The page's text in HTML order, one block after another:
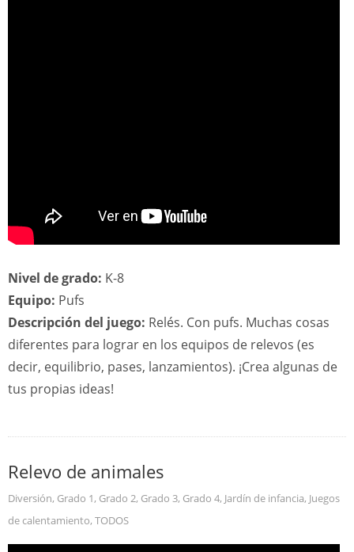
Nivel de grado: K-8
Equipo: Pufs
Descripción del juego: Relés. Con pufs. Muchas cosas
diferentes para lograr en los equipos de relevos (es
decir, equilibrio, pases, lanzamientos). ¡Crea algunas de
tus propias ideas!
Relevo de animales
Diversión, Grado 1, Grado 2, Grado 3, Grado 4, Jardín de infancia, Juegos
de calentamiento, TODOS